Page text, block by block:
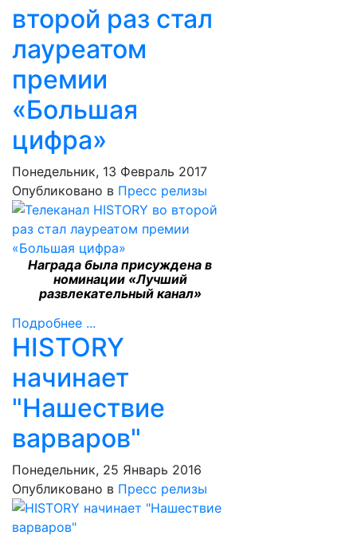
второй раз стал
лауреатом
премии
«Большая
цифра»
Понедельник, 13 Февраль 2017
Опубликовано в Пресс релизы
Награда была присуждена в
номинации «Лучший
развлекательный канал»
Подробнее ...
HISTORY
начинает
"Нашествие
варваров"
Понедельник, 25 Январь 2016
Опубликовано в Пресс релизы